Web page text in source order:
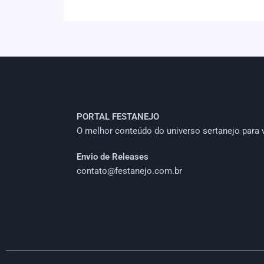
PORTAL FESTANEJO
O melhor conteúdo do universo sertanejo para
Envio de Releases
contato@festanejo.com.br